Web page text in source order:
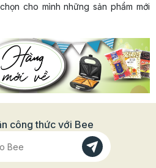
cho mình những sản phẩm mới
công thức với Bee